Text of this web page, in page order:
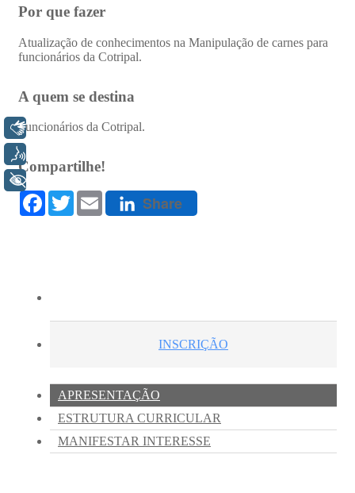
Libras
+ Acessibilidade